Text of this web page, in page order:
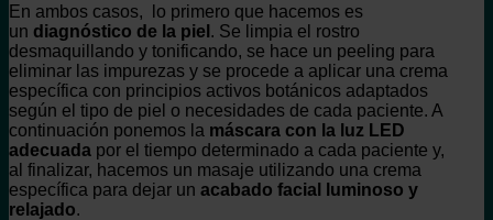
En ambos casos, lo primero que hacemos es
un diagnóstico de la piel . Se limpia el rostro
desmaquillando y tonificando, se hace un peeling para
eliminar las impurezas y se procede a aplicar una crema
específica con principios activos botánicos adaptados
según el tipo de piel o necesidades de cada paciente. A
continuación ponemos la máscara con la luz LED
adecuada por el tiempo determinado a cada paciente y,
al finalizar, hacemos un masaje utilizando una crema
específica para dejar un acabado facial luminoso y
relajado.